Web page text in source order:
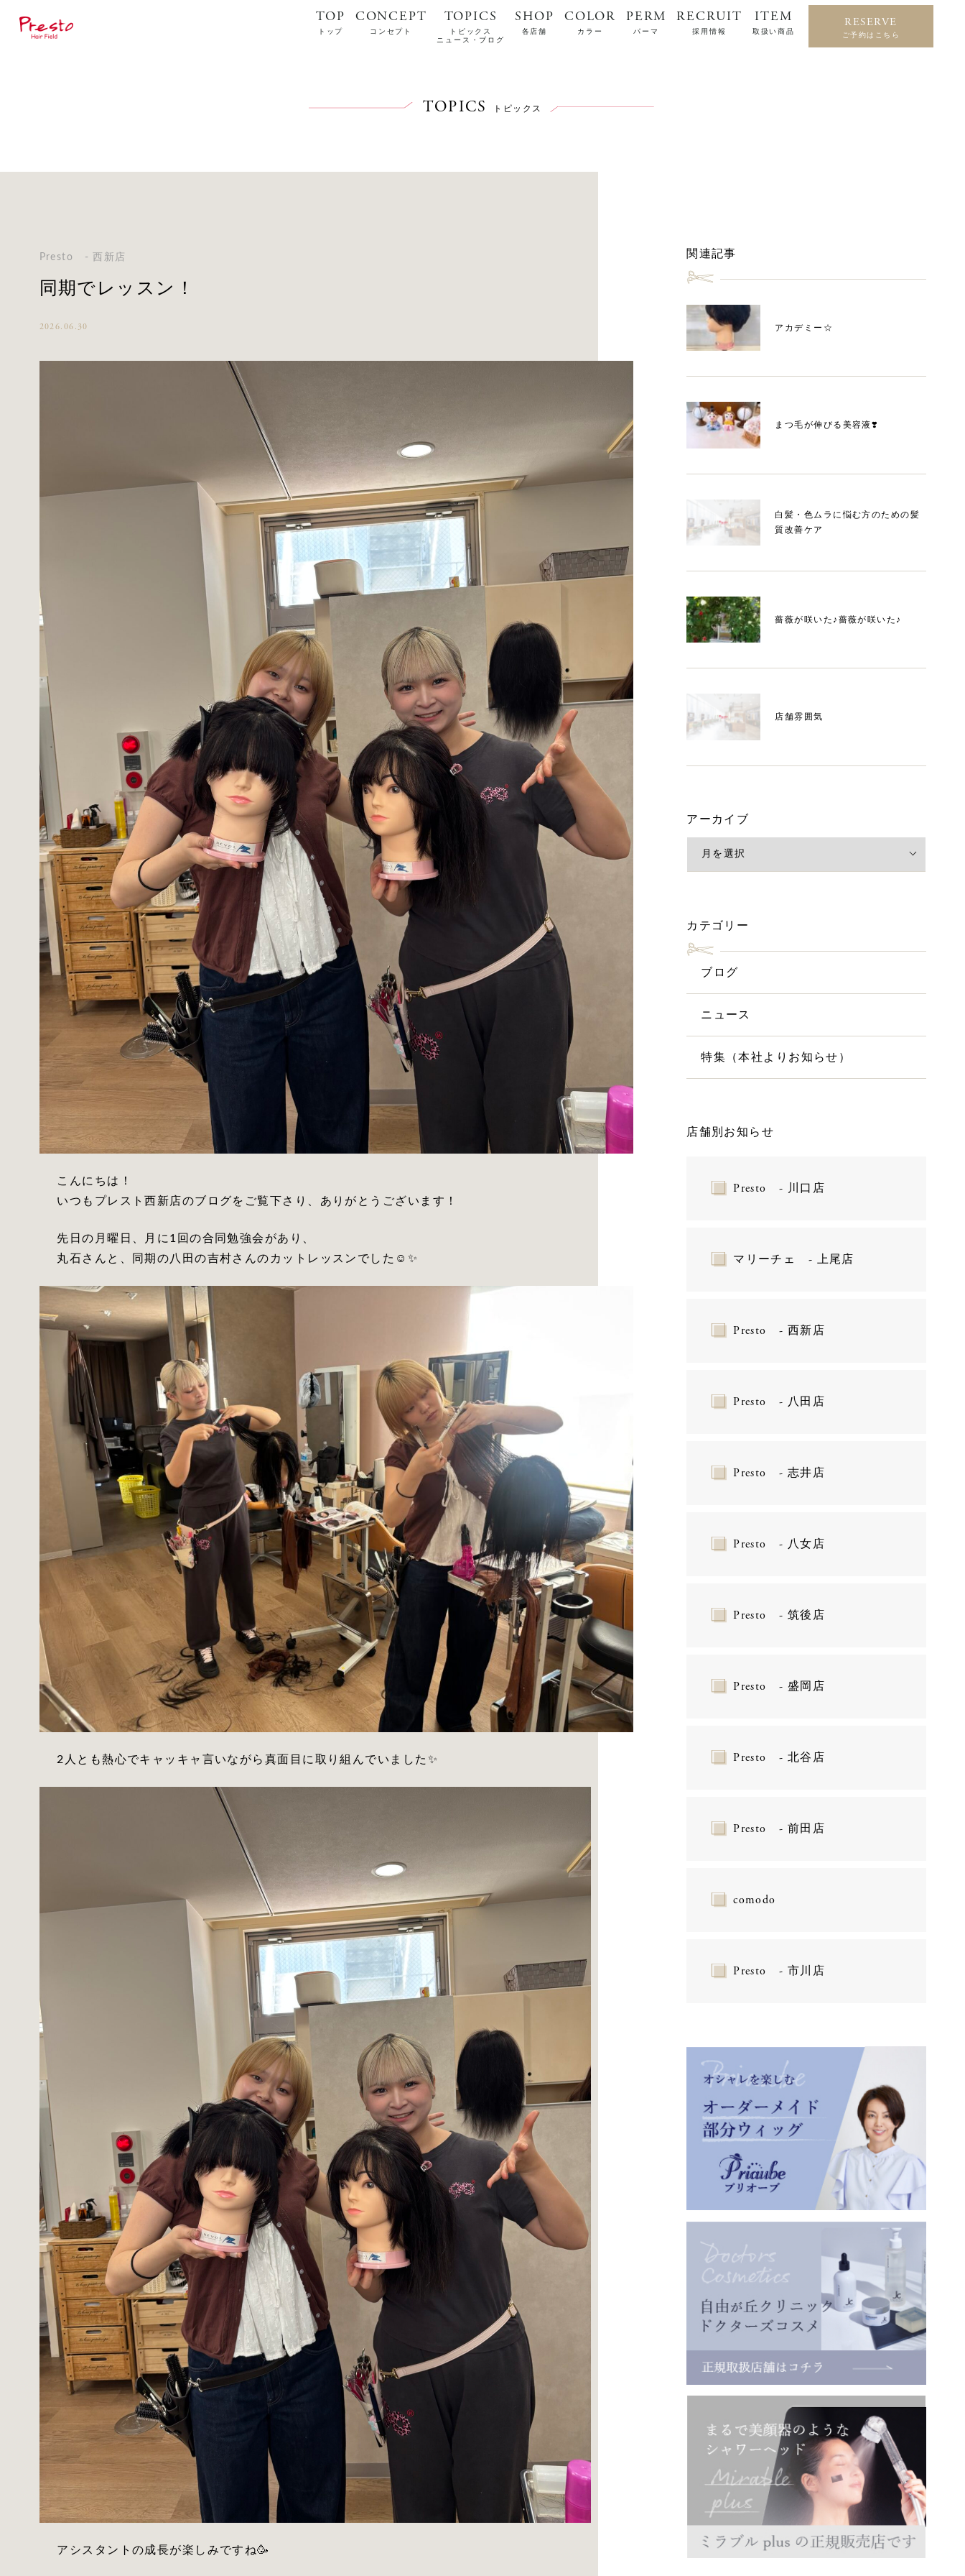
TOP
トップ
CONCEPT
コンセプト
TOPICS
トピックス
ニュース・ブログ
SHOP
各店舗
COLOR
カラー
PERM
パーマ
RECRUIT
採用情報
ITEM
取扱い商品
RESERVE
ご予約はこちら
TOPICS トピックス
Presto - 西新店
同期でレッスン！
2026.06.30
こんにちは！
いつもプレスト西新店のブログをご覧下さり、ありがとうございます！
先日の月曜日、月に1回の合同勉強会があり、
丸石さんと、同期の八田の吉村さんのカットレッスンでした☺️✨
2人とも熱心でキャッキャ言いながら真面目に取り組んでいました✨
アシスタントの成長が楽しみですね🥳
関連記事
アカデミー☆
まつ毛が伸びる美容液❣️
白髪・色ムラに悩む方のための髪
質改善ケア
薔薇が咲いた♪薔薇が咲いた♪
店舗雰囲気
アーカイブ
カテゴリー
ブログ
ニュース
特集（本社よりお知らせ）
店舗別お知らせ
Presto - 川口店
マリーチェ - 上尾店
Presto - 西新店
Presto - 八田店
Presto - 志井店
Presto - 八女店
Presto - 筑後店
Presto - 盛岡店
Presto - 北谷店
Presto - 前田店
comodo
Presto - 市川店